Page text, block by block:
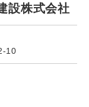
設株式会社
10